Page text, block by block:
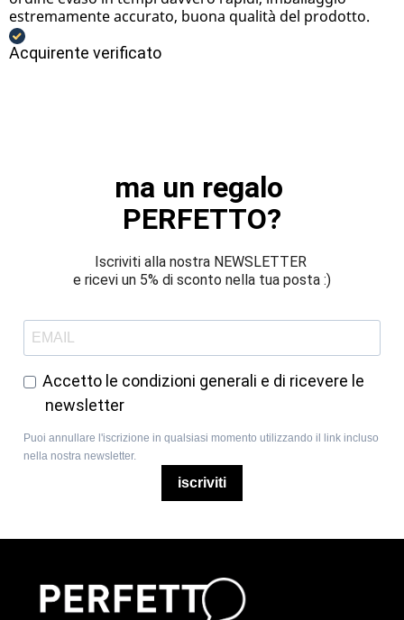
estremamente accurato, buona qualità del prodotto.
Acquirente verificato
ma un regalo
PERFETTO?
Iscriviti alla nostra NEWSLETTER
e ricevi un 5% di sconto nella tua posta :)
Accetto le condizioni generali e di ricevere le
newsletter
Puoi annullare l'iscrizione in qualsiasi momento utilizzando il link incluso
nella nostra newsletter.
iscriviti